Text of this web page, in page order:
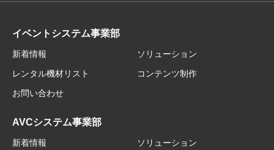
イベントシステム事業部
新着情報
ソリューション
レンタル機材リスト
コンテンツ制作
お問い合わせ
AVCシステム事業部
新着情報 ソリューション